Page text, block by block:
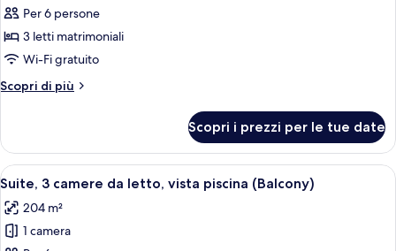
Suite,
3
camere
letto,
Per 6 persone
3 letti matrimoniali
Wi-Fi gratuito
Scopri di più
Altri
3
camere
da
balcone
Scopri i prezzi per le tue date
Apri
tutte
le
foto
Camera d'albergo moderna con
14
Suite, 3 camere da letto, vista piscina (Balcony)
204 m²
1 camera